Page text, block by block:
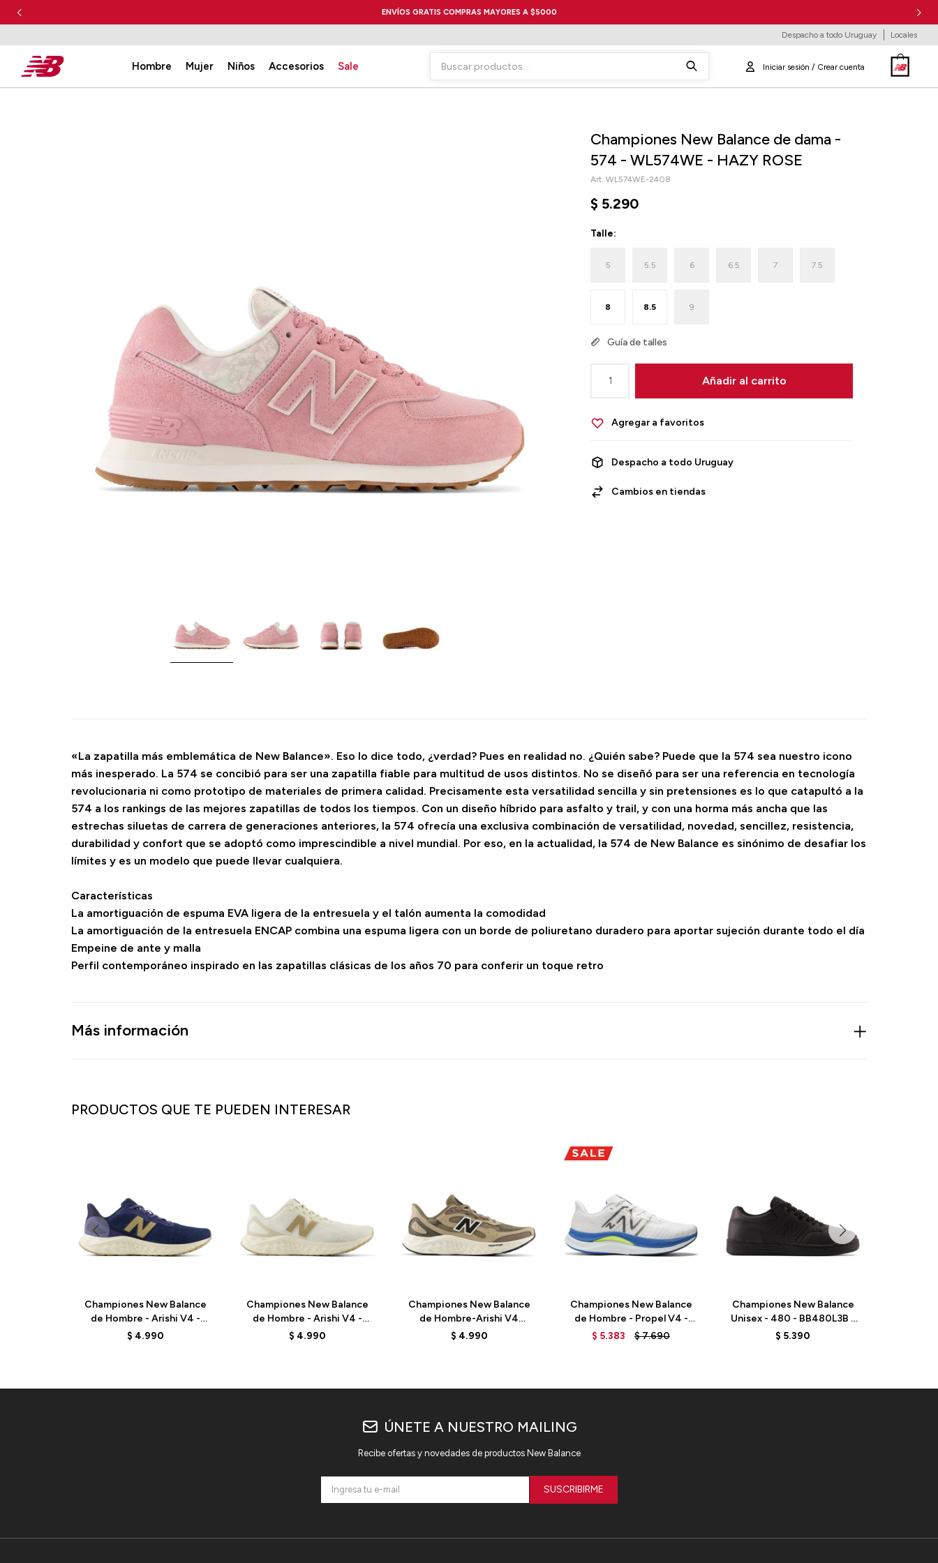
ENVÍOS GRATIS COMPRAS MAYORES A $5000
Hombre Mujer Niños Accesorios Sale
Despacho a todo Uruguay Locales
Championes New Balance de dama -
574 - WL574WE - HAZY ROSE
WL574WE-2408
$ 5.290
Talle:
5 5.5 6 6.5 7 7.5
8 8.5 9
Guía de talles
1 Añadir al carrito
Despacho a todo Uruguay
Cambios en tiendas
«La zapatilla más emblemática de New Balance». Eso lo dice todo, ¿verdad? Pues en realidad no. ¿Quién sabe? Puede que la 574 sea nuestro icono
más inesperado. La 574 se concibió para ser una zapatilla fiable para multitud de usos distintos. No se diseñó para ser una referencia en tecnología
revolucionaria ni como prototipo de materiales de primera calidad. Precisamente esta versatilidad sencilla y sin pretensiones es lo que catapultó a la
574 a los rankings de las mejores zapatillas de todos los tiempos. Con un diseño híbrido para asfalto y trail, y con una horma más ancha que las
estrechas siluetas de carrera de generaciones anteriores, la 574 ofrecía una exclusiva combinación de versatilidad, novedad, sencillez, resistencia,
durabilidad y confort que se adoptó como imprescindible a nivel mundial. Por eso, en la actualidad, la 574 de New Balance es sinónimo de desafiar los
límites y es un modelo que puede llevar cualquiera.
Características
La amortiguación de espuma EVA ligera de la entresuela y el talón aumenta la comodidad
La amortiguación de la entresuela ENCAP combina una espuma ligera con un borde de poliuretano duradero para aportar sujeción durante todo el día
Empeine de ante y malla
Perfil contemporáneo inspirado en las zapatillas clásicas de los años 70 para conferir un toque retro
Más información
PRODUCTOS QUE TE PUEDEN INTERESAR
Championes New Balance
de Hombre - Arishi V4 -
MARISRD4 - ELD
$ 4.990
Championes New Balance
de Hombre - Arishi V4 -
MARISRA4 - ELD
$ 4.990
Championes New Balance
de Hombre-Arishi V4
Tiralux-MARIS8I9 - BROWN
$ 4.990
Championes New Balance
de Hombre - Propel V4 -
MFCPRCW4 - WHITE MULTI
$ 5.383 $7.690
Championes New Balance
Unisex - 480 - BB480L3B -
BLACK
$ 5.390
ÚNETE A NUESTRO MAILING
Recibe ofertas y novedades de productos New Balance
SUSCRIBIRME